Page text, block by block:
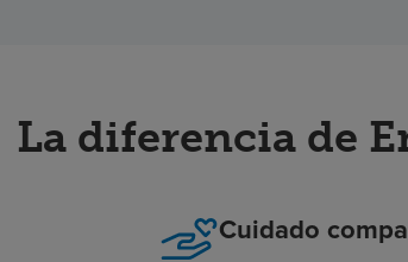
La diferencia de
Cuidado